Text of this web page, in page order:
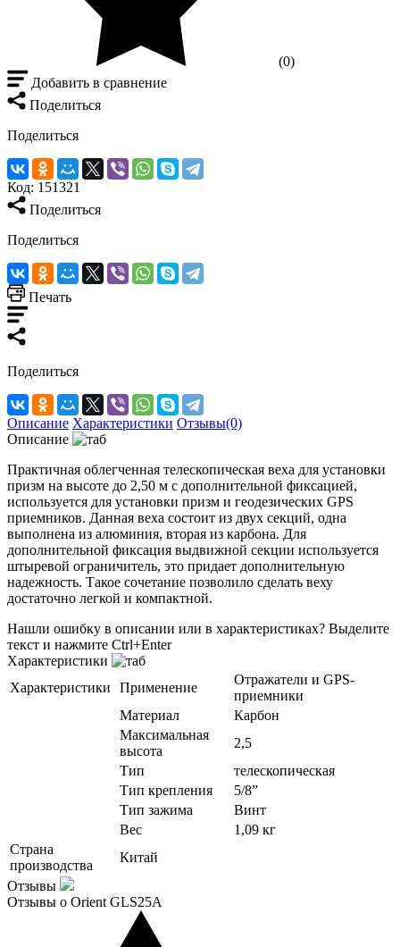
(0)
Добавить в сравнение
Поделиться
Поделиться
Код: 151321
Поделиться
Поделиться
Печать
Поделиться
Описание Характеристики Отзывы(0)
Описание
Практичная облегченная телескопическая веха для установки
призм на высоте до 2,50 м с дополнительной фиксацией,
используется для установки призм и геодезических GPS
приемников. Данная веха состоит из двух секций, одна
выполнена из алюминия, вторая из карбона. Для
дополнительной фиксация выдвижной секции используется
штыревой ограничитель, это придает дополнительную
надежность. Такое сочетание позволило сделать веху
достаточно легкой и компактной.
Нашли ошибку в описании или в характеристиках? Выделите
текст и нажмите Ctrl+Enter
Характеристики
Характеристики
Применение
Отражатели и GPS-
приемники
Материал
Карбон
Максимальная
высота
2,5
Тип
телескопическая
Тип крепления
5/8”
Тип зажима
Винт
Вес
1,09 кг
Страна
производства
Китай
Отзывы
Отзывы о Orient GLS25A